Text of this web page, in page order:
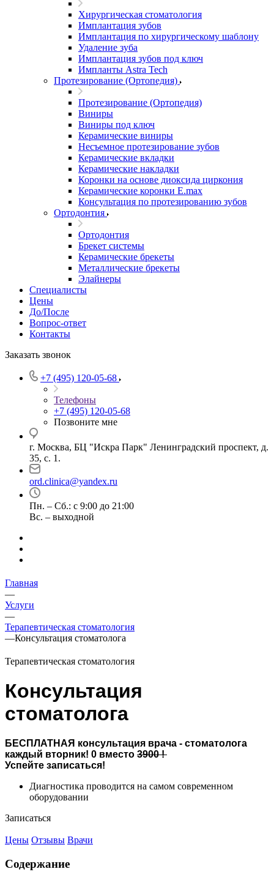
Хирургическая стоматология
Имплантация зубов
Имплантация по хирургическому шаблону
Удаление зуба
Имплантация зубов под ключ
Импланты Astra Tech
Протезирование (Ортопедия)
Протезирование (Ортопедия)
Виниры
Виниры под ключ
Керамические виниры
Несъемное протезирование зубов
Керамические вкладки
Керамические накладки
Коронки на основе диоксида циркония
Керамические коронки E.max
Консультация по протезированию зубов
Ортодонтия
Ортодонтия
Брекет системы
Керамические брекеты
Металлические брекеты
Элайнеры
Специалисты
Цены
До/После
Вопрос-ответ
Контакты
Заказать звонок
+7 (495) 120-05-68
Телефоны
+7 (495) 120-05-68
Позвоните мне
г. Москва, БЦ "Искра Парк" Ленинградский проспект, д.
35, с. 1.
ord.clinica@yandex.ru
Пн. – Сб.: с 9:00 до 21:00
Вс. – выходной
Главная
—
Услуги
—
Терапевтическая стоматология
—Консультация стоматолога
Терапевтическая стоматология
Консультация
стоматолога
БЕСПЛАТНАЯ консультация врача - стоматолога
каждый вторник! 0 вместо 3900 !
Успейте записаться!
Диагностика проводится на самом современном
оборудовании
Записаться
Цены Отзывы Врачи
Содержание